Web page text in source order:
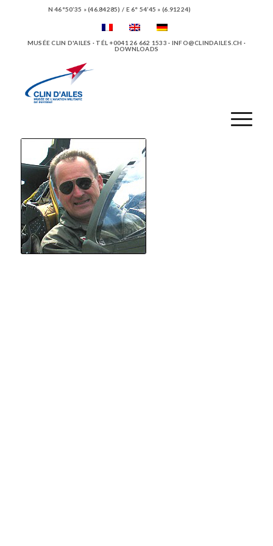
N 46°50’35 » (46.84285) / E 6° 54’45 » (6.91224)
MUSÉE CLIN D'AILES · TÉL +0041 26 662 1533 · INFO@CLINDAILES.CH ·
DOWNLOADS